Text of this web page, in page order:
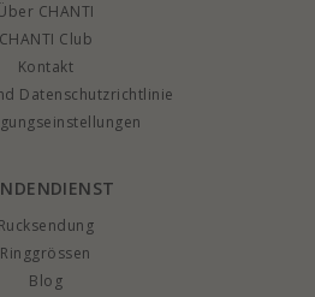
CHANTI
CHANTI Club
Kontakt
Datenschutzrichtlinie
Rucksendung
Ringgrössen
Blog